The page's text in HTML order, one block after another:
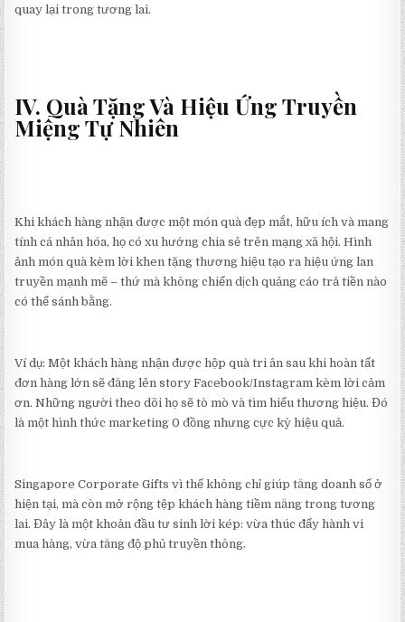
quay lại trong tương lai.
IV. Quà Tặng Và Hiệu Ứng Truyền
Miệng Tự Nhiên
Khi khách hàng nhận được một món quà đẹp mắt, hữu ích và mang
tính cá nhân hóa, họ có xu hướng chia sẻ trên mạng xã hội. Hình
ảnh món quà kèm lời khen tặng thương hiệu tạo ra hiệu ứng lan
truyền mạnh mẽ – thứ mà không chiến dịch quảng cáo trả tiền nào
có thể sánh bằng.
Ví dụ: Một khách hàng nhận được hộp quà tri ân sau khi hoàn tất
đơn hàng lớn sẽ đăng lên story Facebook/Instagram kèm lời cảm
ơn. Những người theo dõi họ sẽ tò mò và tìm hiểu thương hiệu. Đó
là một hình thức marketing 0 đồng nhưng cực kỳ hiệu quả.
Singapore Corporate Gifts vì thế không chỉ giúp tăng doanh số ở
hiện tại, mà còn mở rộng tệp khách hàng tiềm năng trong tương
lai. Đây là một khoản đầu tư sinh lời kép: vừa thúc đẩy hành vi
mua hàng, vừa tăng độ phủ truyền thông.